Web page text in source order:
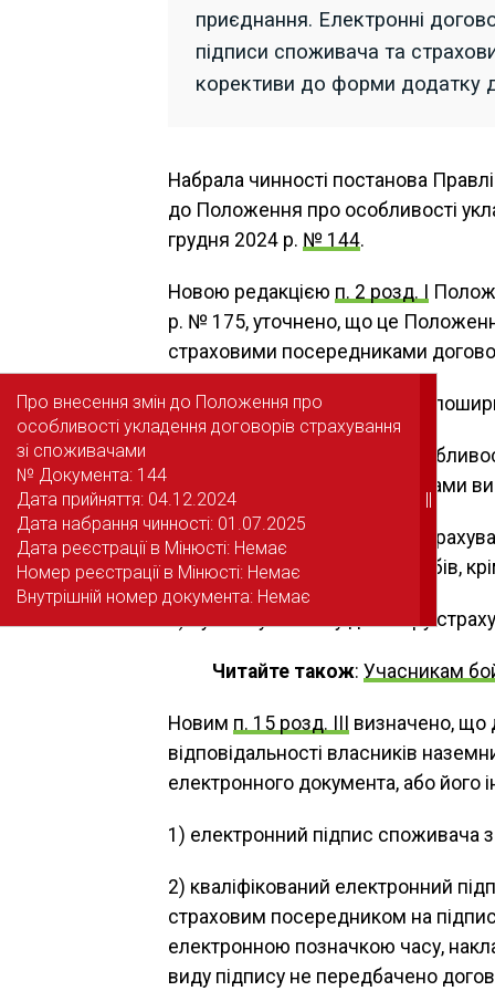
приєднання. Електронні
підписи споживача та
корективи до форми додатку
Набрала чинності постанова
до Положення про особливості
грудня 2024 р. № 144.
Новою редакцією п. 2 розд. I
р. № 175, уточнено, що це
страховими посередниками
Вимоги цього Положення не
1) договори страхування,
України, центральними органами
2) договори обов’язкового
наземних транспортних засобів,
3) публічну частину договору
Читайте також: Учасникам
Новим п. 15 розд. III визначено, що
відповідальності власників
електронного документа, або його
1) електронний підпис споживача
2) кваліфікований електронний
страховим посередником на
електронною позначкою часу,
виду підпису не передбачено
Про внесення змін до Положення про
особливості укладення договорів страхування
зі споживачами
||
№ Документа: 144
Дата прийняття: 04.12.2024
Дата набрання чинності: 01.07.2025
Дата реєстрації в Мінюсті: Немає
Номер реєстрації в Мінюсті: Немає
Внутрішній номер документа: Немає
Про внесення змін до Положення про
особливості укладення договорів страхування
зі споживачами
||
№ Документа: 144
Дата прийняття: 04.12.2024
Дата набрання чинності: 01.07.2025
Дата реєстрації в Мінюсті: Немає
Номер реєстрації в Мінюсті: Немає
Внутрішній номер документа: Немає